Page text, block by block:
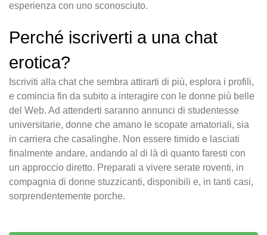
esperienza con uno sconosciuto.
Perché iscriverti a una chat
erotica?
Iscriviti alla chat che sembra attirarti di più, esplora i profili,
e comincia fin da subito a interagire con le donne più belle
del Web. Ad attenderti saranno annunci di studentesse
universitarie, donne che amano le scopate amatoriali, sia
in carriera che casalinghe. Non essere timido e lasciati
finalmente andare, andando al di là di quanto faresti con
un approccio diretto. Preparati a vivere serate roventi, in
compagnia di donne stuzzicanti, disponibili e, in tanti casi,
sorprendentemente porche.